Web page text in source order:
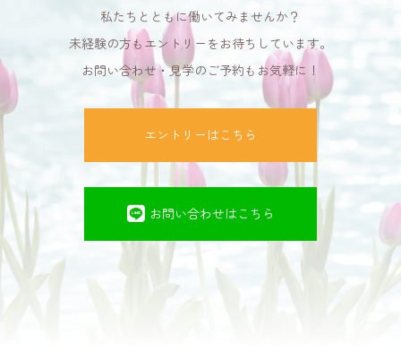
私たちとともに働いてみませんか？
未経験の方もエントリーをお待ちしています。
お問い合わせ・見学のご予約もお気軽に！
エントリーはこちら
お問い合わせはこちら